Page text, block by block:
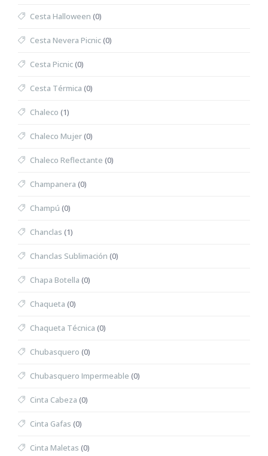
Cesta Halloween (0)
Cesta Nevera Picnic(0)
Cesta Picnic(0)
Cesta Térmica (0)
Chaleco (1)
Chaleco Mujer(0)
Chaleco Reflectante (0)
Champanera (0)
Champú (0)
Chanclas (1)
Chanclas Sublimación (0)
Chapa Botella (0)
Chaqueta (0)
Chaqueta Técnica (0)
Chubasquero (0)
Chubasquero Impermeable (0)
Cinta Cabeza (0)
Cinta Gafas (0)
Cinta Maletas (0)